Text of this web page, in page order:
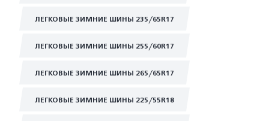
ЛЕГКОВЫЕ ЗИМНИЕ ШИНЫ 235/65R17
ЛЕГКОВЫЕ ЗИМНИЕ ШИНЫ 255/60R17
ЛЕГКОВЫЕ ЗИМНИЕ ШИНЫ 265/65R17
ЛЕГКОВЫЕ ЗИМНИЕ ШИНЫ 225/55R18